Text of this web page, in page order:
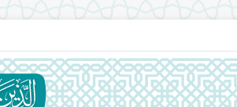
امت اسلامی